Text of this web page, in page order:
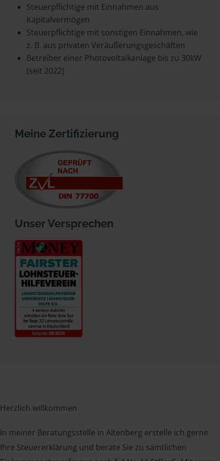
Steuerpflichtige mit Einnahmen aus
Kapitalvermögen
Steuerpflichtige mit sonstigen Einnahmen, wie
z. B. aus privaten Veräußerungsgeschäften
Betreiber einer Photovoltaikanlage bis zu 30kW
(seit 2022)
Meine Zertifizierung
Unser Versprechen
Herzlich willkommen
In meiner Beratungsstelle in Altenberg erstelle ich gerne
Ihre Steuererklärung und berate Sie zu sämtlichen